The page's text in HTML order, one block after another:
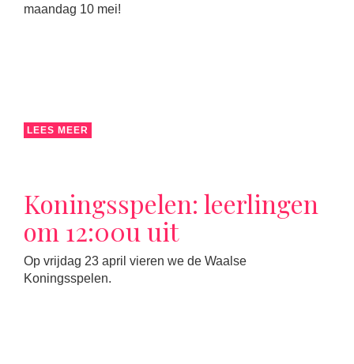
maandag 10 mei!
LEES MEER
Koningsspelen: leerlingen
om 12:00u uit
Op vrijdag 23 april vieren we de Waalse
Koningsspelen.